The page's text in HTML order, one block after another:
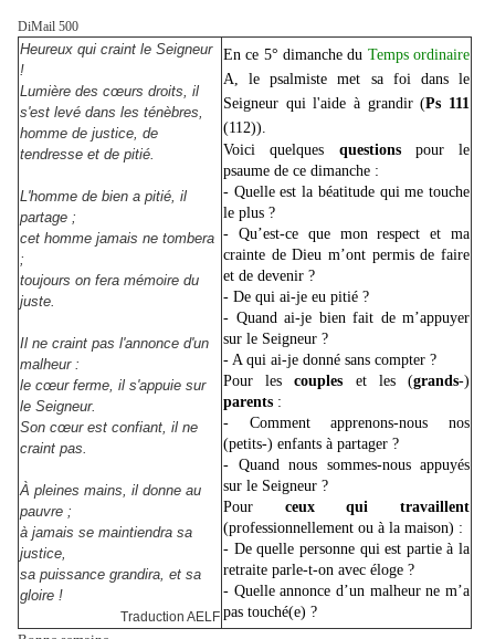
DiMail 500
Heureux qui craint le Seigneur
!
Lumière des cœurs droits, il
s'est levé dans les ténèbres,
homme de justice, de
tendresse et de pitié.
L'homme de bien a pitié, il
partage ;
cet homme jamais ne tombera
;
toujours on fera mémoire du
juste.
Il ne craint pas l'annonce d'un
malheur :
le cœur ferme, il s'appuie sur
le Seigneur.
Son cœur est confiant, il ne
craint pas.
À pleines mains, il donne au
pauvre ;
à jamais se maintiendra sa
justice,
sa puissance grandira, et sa
gloire !
Traduction AELF
En ce 5° dimanche du Temps ordinaire
A, le psalmiste met sa foi dans le
Seigneur qui l'aide à grandir (Ps 111
(112)).
Voici quelques questions pour le
psaume de ce dimanche :
- Quelle est la béatitude qui me touche
le plus ?
- Qu’est-ce que mon respect et ma
crainte de Dieu m’ont permis de faire
et de devenir ?
- De qui ai-je eu pitié ?
- Quand ai-je bien fait de m’appuyer
sur le Seigneur ?
- A qui ai-je donné sans compter ?
Pour lescouples et les (grands-)
parents :
- Comment apprenons-nous nos
(petits-) enfants à partager ?
- Quand nous sommes-nous appuyés
sur le Seigneur ?
Pour ceux qui travaillent
(professionnellement ou à la maison) :
- De quelle personne qui est partie à la
retraite parle-t-on avec éloge ?
- Quelle annonce d’un malheur ne m’a
pas touché(e) ?